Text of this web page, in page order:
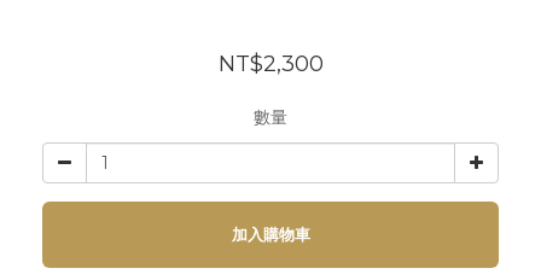
NT$2,300
數量
加入購物車